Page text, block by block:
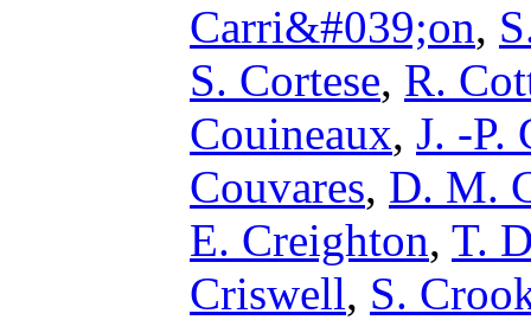
Carri&#039;on,
S. Cortese, R.
Couineaux, J. -P.
Couvares, D. M.
E. Creighton, T.
Criswell, S.